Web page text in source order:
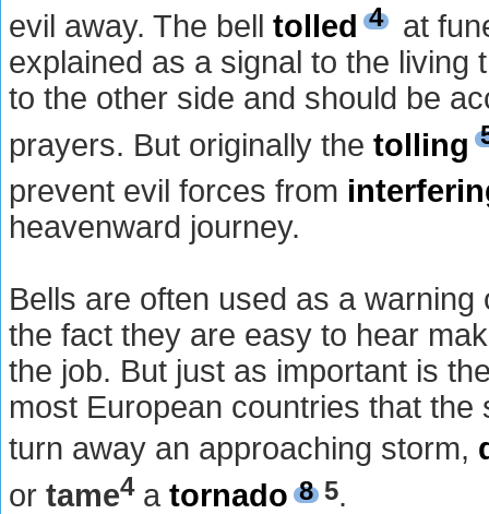
evil away. The belltolled 4
at
explained as a signal to the living
to the other side and should be
prayers. But originally thetolling
prevent evil forces from
heavenward journey.
Bells are often used as a warning
the fact they are easy to hear
the job. But just as important is
most European countries that the
turn away an approaching storm,
ortame4atornado 8 5.